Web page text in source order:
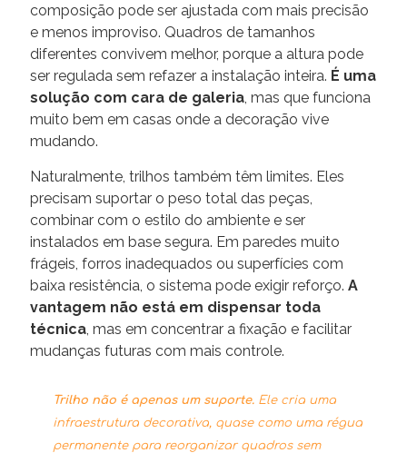
composição pode ser ajustada com mais precisão
e menos improviso. Quadros de tamanhos
diferentes convivem melhor, porque a altura pode
ser regulada sem refazer a instalação inteira. É uma
solução com cara de galeria , mas que funciona
muito bem em casas onde a decoração vive
mudando.
Naturalmente, trilhos também têm limites. Eles
precisam suportar o peso total das peças,
combinar com o estilo do ambiente e ser
instalados em base segura. Em paredes muito
frágeis, forros inadequados ou superfícies com
baixa resistência, o sistema pode exigir reforço. A
vantagem não está em dispensar toda
técnica , mas em concentrar a fixação e facilitar
mudanças futuras com mais controle.
Trilho não é apenas um suporte. Ele cria uma
infraestrutura decorativa, quase como uma régua
permanente para reorganizar quadros sem